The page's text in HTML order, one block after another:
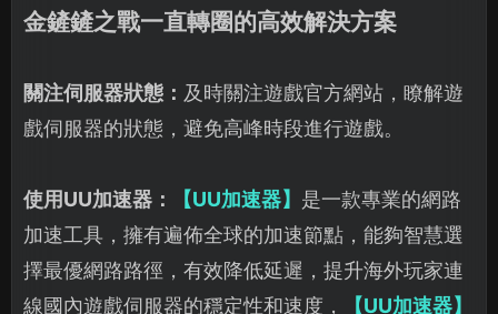
金鏟鏟之戰一直轉圈的高效解決方案
關注伺服器狀態： 及時關注遊戲官方網站，瞭解遊
戲伺服器的狀態，避免高峰時段進行遊戲。
使用UU加速器： 【UU加速器】 是一款專業的網路
加速工具，擁有遍佈全球的加速節點，能夠智慧選
擇最優網路路徑，有效降低延遲，提升海外玩家連
線國內遊戲伺服器的穩定性和速度，
【UU加速器】